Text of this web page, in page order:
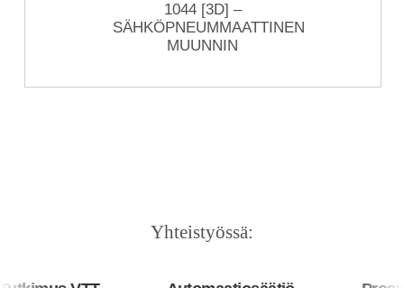
1044 [3D] –
SÄHKÖPNEUMMAATTINEN
MUUNNIN
Yhteistyössä: